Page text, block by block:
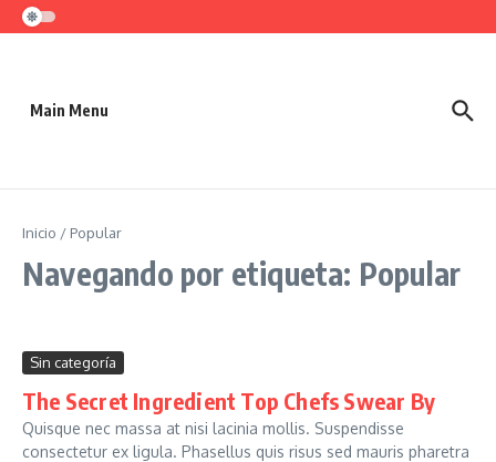
Saltar al contenido
Main Menu
Inicio / Popular
Navegando por etiqueta: Popular
Sin categoría
The Secret Ingredient Top Chefs Swear By
Quisque nec massa at nisi lacinia mollis. Suspendisse
consectetur ex ligula. Phasellus quis risus sed mauris pharetra